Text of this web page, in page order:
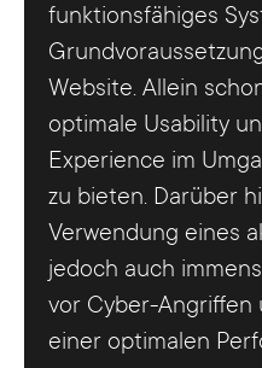
funktionsfähiges
Website. Allein
optimale Usability
Experience im
zu bieten. Darüber
Verwendung eines
jedoch auch
vor Cyber-Angriffen
einer optimalen